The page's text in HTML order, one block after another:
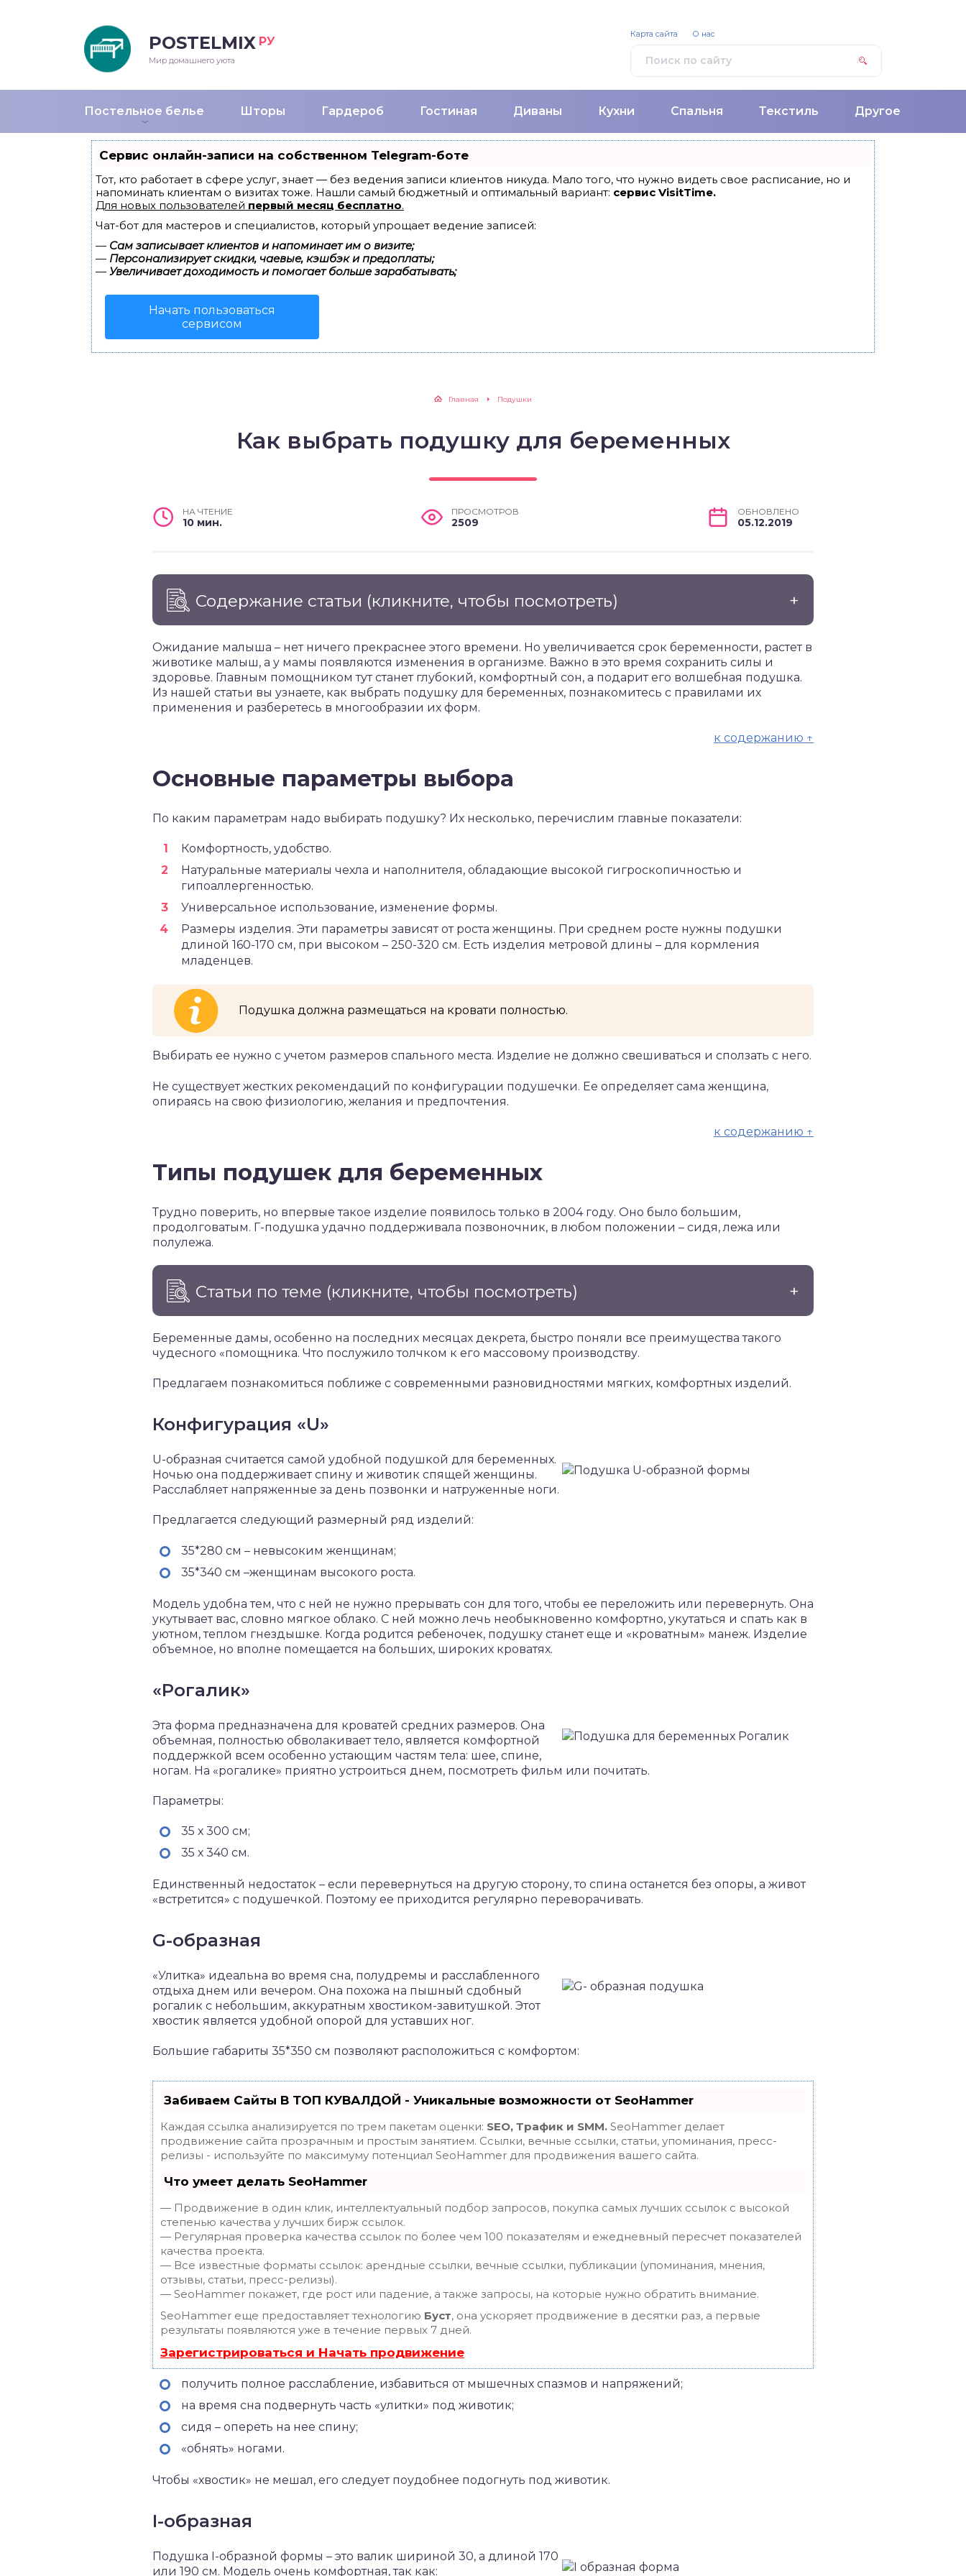
POSTELMIX РУ
Мир домашнего уюта
Постельное белье Шторы Гардероб Гостиная Диваны Кухни Спальня Текстиль Другое
Карта сайта О нас
Сервис онлайн-записи на собственном Telegram-боте
Тот, кто работает в сфере услуг, знает — без ведения записи клиентов никуда. Мало того, что нужно видеть свое расписание, но и
напоминать клиентам о визитах тоже. Нашли самый бюджетный и оптимальный вариант: сервис VisitTime.
Для новых пользователей первый месяц бесплатно.
Чат-бот для мастеров и специалистов, который упрощает ведение записей:
— Сам записывает клиентов и напоминает им о визите;
— Персонализирует скидки, чаевые, кэшбэк и предоплаты;
— Увеличивает доходимость и помогает больше зарабатывать;
Начать пользоваться
сервисом
Главная Подушки
Как выбрать подушку для беременных
НА ЧТЕНИЕ
10 мин.
ПРОСМОТРОВ
2509
ОБНОВЛЕНО
05.12.2019
Содержание статьи (кликните, чтобы посмотреть)
Ожидание малыша – нет ничего прекраснее этого времени. Но увеличивается срок беременности, растет в
животике малыш, а у мамы появляются изменения в организме. Важно в это время сохранить силы и
здоровье. Главным помощником тут станет глубокий, комфортный сон, а подарит его волшебная подушка.
Из нашей статьи вы узнаете, как выбрать подушку для беременных, познакомитесь с правилами их
применения и разберетесь в многообразии их форм.
к содержанию ↑
Основные параметры выбора
По каким параметрам надо выбирать подушку? Их несколько, перечислим главные показатели:
Комфортность, удобство.
Натуральные материалы чехла и наполнителя, обладающие высокой гигроскопичностью и
гипоаллергенностью.
Универсальное использование, изменение формы.
Размеры изделия. Эти параметры зависят от роста женщины. При среднем росте нужны подушки
длиной 160-170 см, при высоком – 250-320 см. Есть изделия метровой длины – для кормления
младенцев.
Подушка должна размещаться на кровати полностью.
Выбирать ее нужно с учетом размеров спального места. Изделие не должно свешиваться и сползать с него.
Не существует жестких рекомендаций по конфигурации подушечки. Ее определяет сама женщина,
опираясь на свою физиологию, желания и предпочтения.
к содержанию ↑
Типы подушек для беременных
Трудно поверить, но впервые такое изделие появилось только в 2004 году. Оно было большим,
продолговатым. Г-подушка удачно поддерживала позвоночник, в любом положении – сидя, лежа или
полулежа.
Статьи по теме (кликните, чтобы посмотреть)
Беременные дамы, особенно на последних месяцах декрета, быстро поняли все преимущества такого
чудесного «помощника. Что послужило толчком к его массовому производству.
Предлагаем познакомиться поближе с современными разновидностями мягких, комфортных изделий.
Конфигурация «U»
U-образная считается самой удобной подушкой для беременных.
Ночью она поддерживает спину и животик спящей женщины.
Расслабляет напряженные за день позвонки и натруженные ноги.
Предлагается следующий размерный ряд изделий:
35*280 см – невысоким женщинам;
35*340 см –женщинам высокого роста.
Модель удобна тем, что с ней не нужно прерывать сон для того, чтобы ее переложить или перевернуть. Она
укутывает вас, словно мягкое облако. С ней можно лечь необыкновенно комфортно, укутаться и спать как в
уютном, теплом гнездышке. Когда родится ребеночек, подушку станет еще и «кроватным» манеж. Изделие
объемное, но вполне помещается на больших, широких кроватях.
«Рогалик»
Эта форма предназначена для кроватей средних размеров. Она
объемная, полностью обволакивает тело, является комфортной
поддержкой всем особенно устающим частям тела: шее, спине,
ногам. На «рогалике» приятно устроиться днем, посмотреть фильм или почитать.
Параметры:
35 х 300 см;
35 х 340 см.
Единственный недостаток – если перевернуться на другую сторону, то спина останется без опоры, а живот
«встретится» с подушечкой. Поэтому ее приходится регулярно переворачивать.
G-образная
«Улитка» идеальна во время сна, полудремы и расслабленного
отдыха днем или вечером. Она похожа на пышный сдобный
рогалик с небольшим, аккуратным хвостиком-завитушкой. Этот
хвостик является удобной опорой для уставших ног.
Большие габариты 35*350 см позволяют расположиться с комфортом:
Забиваем Сайты В ТОП КУВАЛДОЙ - Уникальные возможности от SeoHammer
Каждая ссылка анализируется по трем пакетам оценки: SEO, Трафик и SMM. SeoHammer делает
продвижение сайта прозрачным и простым занятием. Ссылки, вечные ссылки, статьи, упоминания, пресс-
релизы - используйте по максимуму потенциал SeoHammer для продвижения вашего сайта.
Что умеет делать SeoHammer
— Продвижение в один клик, интеллектуальный подбор запросов, покупка самых лучших ссылок с высокой
степенью качества у лучших бирж ссылок.
— Регулярная проверка качества ссылок по более чем 100 показателям и ежедневный пересчет показателей
качества проекта.
— Все известные форматы ссылок: арендные ссылки, вечные ссылки, публикации (упоминания, мнения,
отзывы, статьи, пресс-релизы).
— SeoHammer покажет, где рост или падение, а также запросы, на которые нужно обратить внимание.
SeoHammer еще предоставляет технологию Буст, она ускоряет продвижение в десятки раз, а первые
результаты появляются уже в течение первых 7 дней.
Зарегистрироваться и Начать продвижение
получить полное расслабление, избавиться от мышечных спазмов и напряжений;
на время сна подвернуть часть «улитки» под животик;
сидя – опереть на нее спину;
«обнять» ногами.
Чтобы «хвостик» не мешал, его следует поудобнее подогнуть под животик.
I-образная
Подушка I-образной формы – это валик шириной 30, а длиной 170
или 190 см. Модель очень комфортная, так как: